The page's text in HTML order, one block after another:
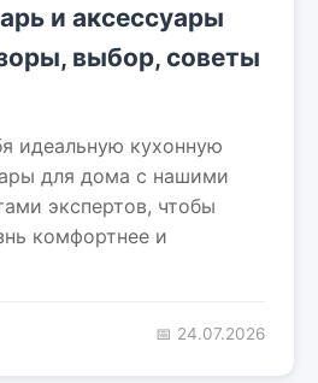
и аксессуары
выбор, советы
идеальную кухонную
для дома с нашими
экспертов, чтобы
комфортнее и
📅 24.07.2026